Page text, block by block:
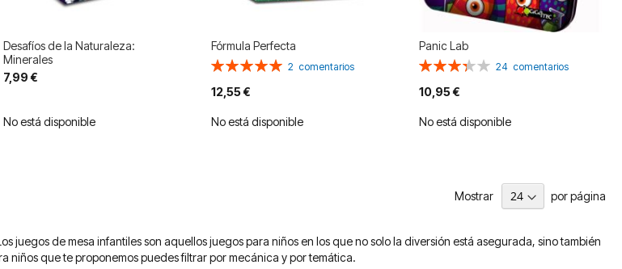
Desafíos de la Naturaleza:
Minerales
7,99 €
No está disponible
Fórmula Perfecta
Valoración:
2 comentarios
12,55 €
No está disponible
Panic Lab
Valoración:
24 comentarios
10,95 €
No está disponible
Mostrar por página
juegos de mesa infantiles son aquellos juegos para niños en los que no solo la diversión está asegurada, sino también
niños que te proponemos puedes filtrar por mecánica y por temática.